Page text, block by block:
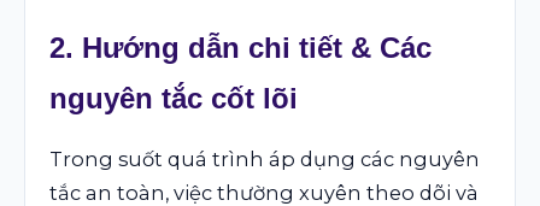
2. Hướng dẫn chi tiết & Các
nguyên tắc cốt lõi
Trong suốt quá trình áp dụng các nguyên
tắc an toàn, việc thường xuyên theo dõi và